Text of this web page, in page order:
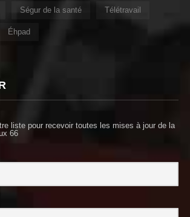
Ségur de la santé Télétravail
Éhpad
liste pour recevoir toutes les mises à jour de la
66